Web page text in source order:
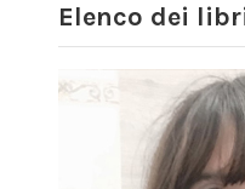
Elenco dei